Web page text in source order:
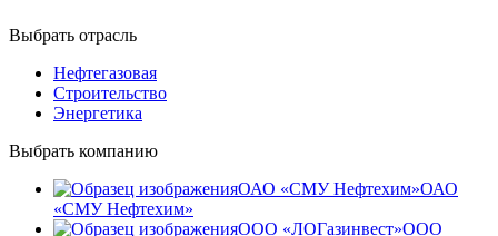
Выбрать отрасль
Нефтегазовая
Строительство
Энергетика
Выбрать компанию
ОАО «СМУ Нефтехим»ОАО
«СМУ Нефтехим»
ООО «ЛОГазинвест»ООО